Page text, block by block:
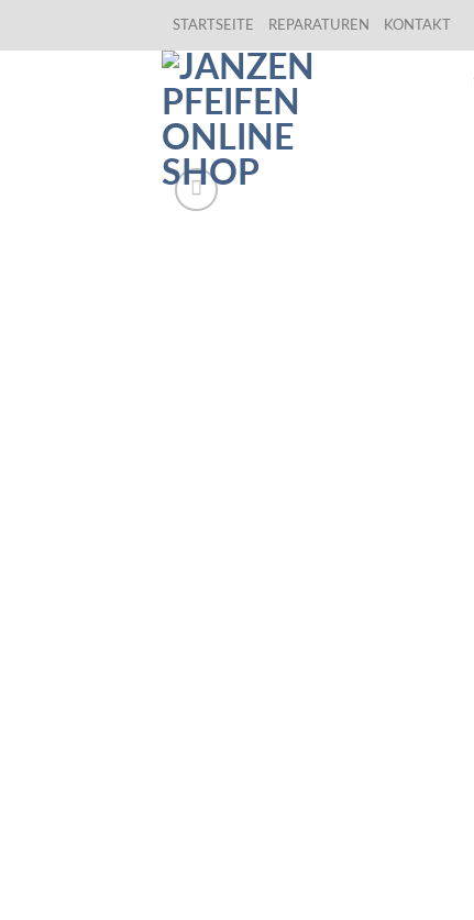
STARTSEITE REPARATUREN KONTAKT